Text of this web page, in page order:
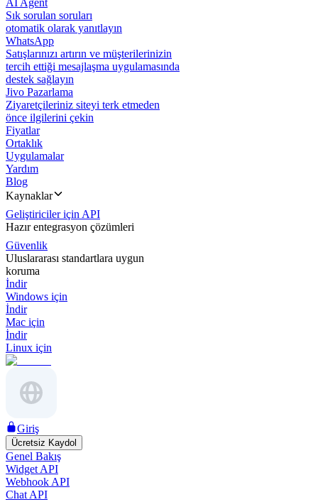
AI Agent
Sık sorulan soruları
otomatik olarak yanıtlayın
WhatsApp
Satışlarınızı artırın ve müşterilerinizin
tercih ettiği mesajlaşma uygulamasında
destek sağlayın
Jivo Pazarlama
Ziyaretçileriniz siteyi terk etmeden
önce ilgilerini çekin
Fiyatlar
Ortaklık
Uygulamalar
Yardım
Blog
Kaynaklar
Geliştiriciler için API
Hazır entegrasyon çözümleri
Güvenlik
Uluslararası standartlara uygun
koruma
İndir
Windows için
İndir
Mac için
İndir
Linux için
Giriş
Ücretsiz Kaydol
Genel Bakış
Widget API
Webhook API
Chat API